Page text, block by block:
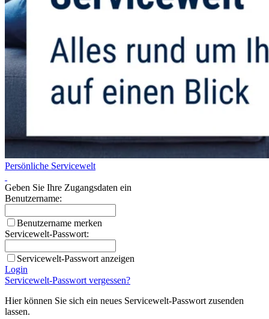
Persönliche Servicewelt
Geben Sie Ihre Zugangsdaten ein
Benutzername:
Benutzername merken
Servicewelt-Passwort:
Servicewelt-Passwort anzeigen
Login
Servicewelt-Passwort vergessen?
Hier können Sie sich ein neues Servicewelt-Passwort zusenden
lassen.